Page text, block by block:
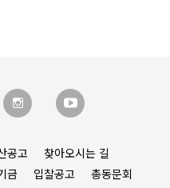
공고
찾아오시는 길
금 입찰공고
총동문회